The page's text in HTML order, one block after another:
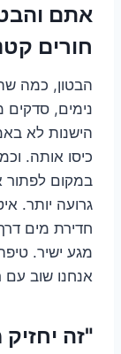
אתם
חורים
הבטון, כמה
נימים, סדקים
הישנות לא
כיסו אותה.
במקום לפתור
גרועה יותר.
חדירת מים
מגע ישיר.
אנחנו שוב עם
"זה